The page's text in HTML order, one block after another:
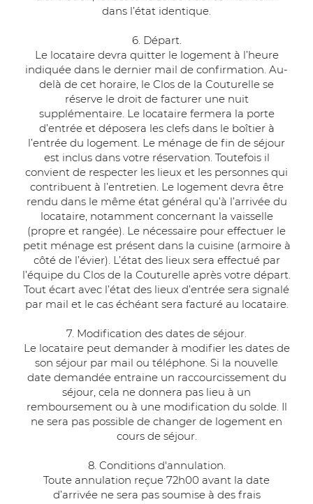
dans l’état identique.
6. Départ.
Le locataire devra quitter le logement à l’heure
indiquée dans le dernier mail de confirmation. Au-
delà de cet horaire, le Clos de la Couturelle se
réserve le droit de facturer une nuit
supplémentaire. Le locataire fermera la porte
d’entrée et déposera les clefs dans le boîtier à
l’entrée du logement. Le ménage de fin de séjour
est inclus dans votre réservation. Toutefois il
convient de respecter les lieux et les personnes qui
contribuent à l’entretien. Le logement devra être
rendu dans le même état général qu’à l’arrivée du
locataire, notamment concernant la vaisselle
(propre et rangée). Le nécessaire pour effectuer le
petit ménage est présent dans la cuisine (armoire à
côté de l’évier). L’état des lieux sera effectué par
l’équipe du Clos de la Couturelle après votre départ.
Tout écart avec l’état des lieux d’entrée sera signalé
par mail et le cas échéant sera facturé au locataire.
7. Modification des dates de séjour.
Le locataire peut demander à modifier les dates de
son séjour par mail ou téléphone. Si la nouvelle
date demandée entraine un raccourcissement du
séjour, cela ne donnera pas lieu à un
remboursement ou à une modification du solde. Il
ne sera pas possible de changer de logement en
cours de séjour.
8. Conditions d'annulation.
Toute annulation reçue 72h00 avant la date
d’arrivée ne sera pas soumise à des frais